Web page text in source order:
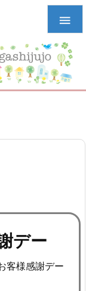

デー
客様感謝デー